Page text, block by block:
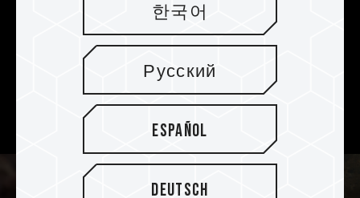
opciones de capacidad de 128GB, 256GB,
512GB, 1TB y 2TB, lo cual ofrece espacio de
almacenamiento para vídeos 4K de alta
resolución, imágenes de captura continua y
aplicaciones para una nueva experiencia de
usuario de visión mejorada.
한국어
Русский
Español
Deutsch